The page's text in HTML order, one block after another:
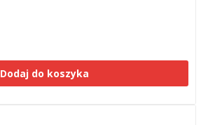
Dodaj do koszyka